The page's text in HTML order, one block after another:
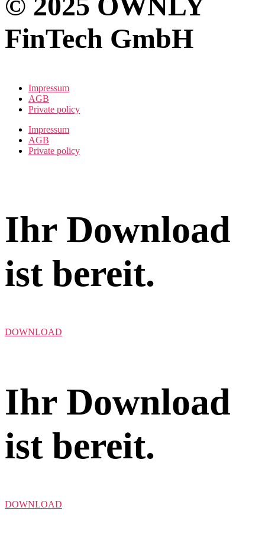
FinTech GmbH
Impressum
AGB
Private policy
Impressum
AGB
Private policy
Ihr Download
ist bereit.
DOWNLOAD
Ihr Download
ist bereit.
DOWNLOAD